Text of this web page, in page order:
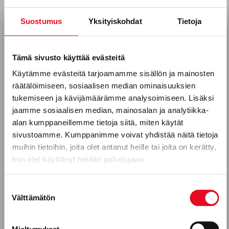
Suostumus Yksityiskohdat Tietoja
Tämä sivusto käyttää evästeitä
Käytämme evästeitä tarjoamamme sisällön ja mainosten
räätälöimiseen, sosiaalisen median ominaisuuksien
tukemiseen ja kävijämäärämme analysoimiseen. Lisäksi
jaamme sosiaalisen median, mainosalan ja analytiikka-
alan kumppaneillemme tietoja siitä, miten käytät
sivustoamme. Kumppanimme voivat yhdistää näitä tietoja
muihin tietoihin, joita olet antanut heille tai joita on kerätty,
kun olet käyttänyt heidän palvelujaan.
valinta
Välttämätön
SAARISTOLAISLEIPÄ JA RAIKAS
KANANMUNATAHNA
Tilaa uutiskirjeemme
Puhelinnumero
Mitkä seuraavista aihealueista
kiinnostavat sinua?